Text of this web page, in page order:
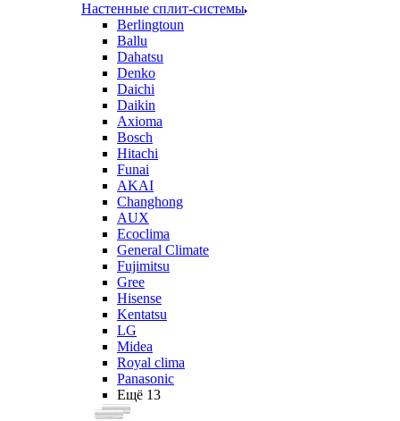
Настенные сплит-системы
Berlingtoun
Ballu
Dahatsu
Denko
Daichi
Daikin
Axioma
Bosch
Hitachi
Funai
AKAI
Changhong
AUX
Ecoclima
General Climate
Fujimitsu
Gree
Hisense
Kentatsu
LG
Midea
Royal clima
Panasonic
Ещё 13